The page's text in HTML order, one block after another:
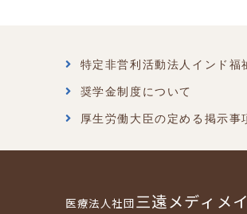
特定非営利活動法人インド福
奨学金制度について
厚生労働大臣の定める掲示事
医療法人社団三遠メディメ